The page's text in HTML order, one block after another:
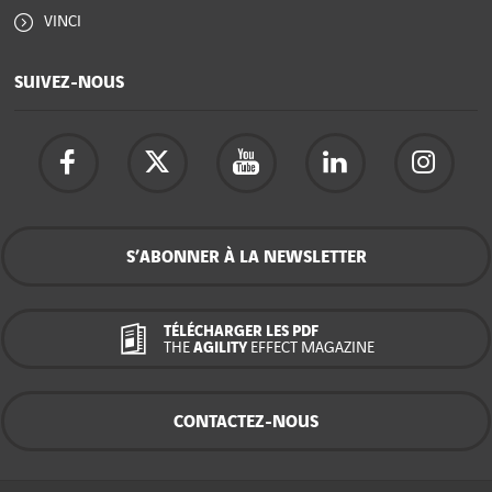
VINCI
SUIVEZ-NOUS
S’ABONNER À LA NEWSLETTER
TÉLÉCHARGER LES PDF
THE AGILITY EFFECT MAGAZINE
CONTACTEZ-NOUS